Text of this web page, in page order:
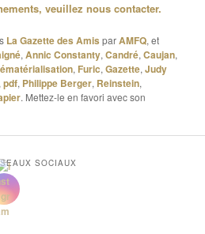
veuillez nous contacter.
La Gazette des Amis parAMFQ, et
,Annic Constanty,Candré,Caujan,
, Furic,Gazette,Judy
,pdf, Philippe Berger, Reinstein,
. Mettez-le en favori avec son
SOCIAUX